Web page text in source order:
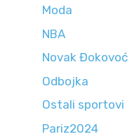
Moda
NBA
Novak Đokovoć
Odbojka
Ostali sportovi
Pariz2024